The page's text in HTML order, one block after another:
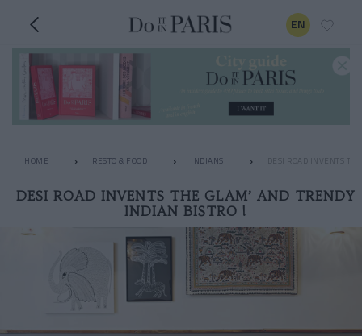
EN
HOME RESTO & FOOD INDIANS DESI ROAD INVENTS
DESI ROAD INVENTS THE GLAM’ AND TRENDY
INDIAN BISTRO !